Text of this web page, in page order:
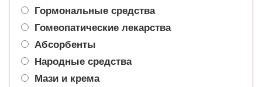
Гормональные средства
Гомеопатические лекарства
Абсорбенты
Народные средства
Мази и крема